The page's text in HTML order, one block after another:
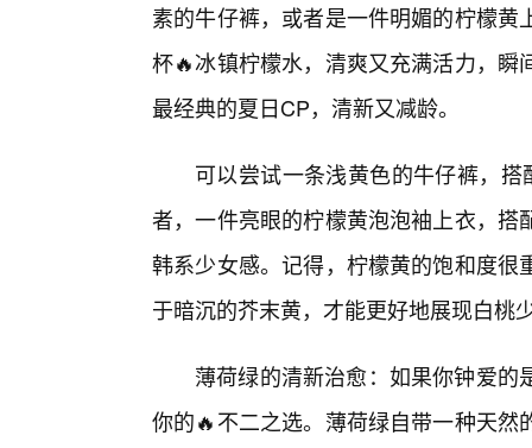
素的牛仔裤，或者是一件明媚的柠檬
杯🔥冰镇柠檬水，清爽又充满活力，
最经典的夏日CP，清新又减龄。
可以尝试一条浅黄色的牛仔裤，
者，一件亮眼的柠檬黄泡泡袖上衣，
韩系少女感。记得，柠檬黄的饱和度
于暗沉的芥末黄，才能更好地展现白桃
薄荷绿的清新治愈：如果你钟爱
你的🔥不二之选。薄荷绿自带一种天